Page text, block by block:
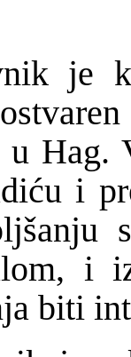
je
u Hag.
i
i
biti